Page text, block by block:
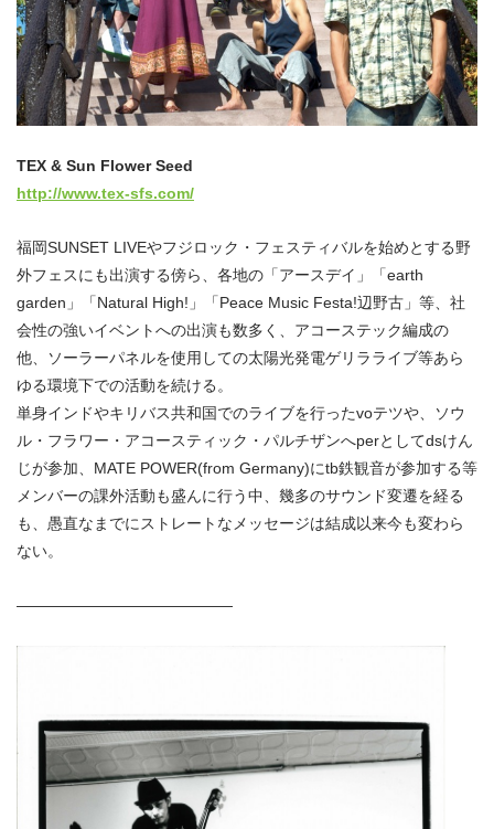
TEX & Sun Flower Seed
http://www.tex-sfs.com/
福岡SUNSET LIVEやフジロック・フェスティバルを始めとする野
外フェスにも出演する傍ら、各地の「アースデイ」「earth
garden」「Natural High!」「Peace Music Festa!辺野古」等、社
会性の強いイベントへの出演も数多く、アコーステック編成の
他、ソーラーパネルを使用しての太陽光発電ゲリラライブ等あら
ゆる環境下での活動を続ける。
単身インドやキリバス共和国でのライブを行ったvoテツや、ソウ
ル・フラワー・アコースティック・パルチザンへperとしてdsけん
じが参加、MATE POWER(from Germany)にtb鉄観音が参加する等
メンバーの課外活動も盛んに行う中、幾多のサウンド変遷を経る
も、愚直なまでにストレートなメッセージは結成以来今も変わら
ない。
——————————————